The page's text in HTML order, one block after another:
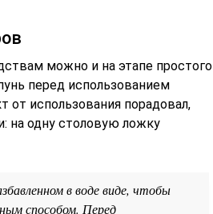
можно и на этапе простого
перед использованием
использования порадовал,
на одну столовую ложку
в воде виде, чтобы
способом. Перед